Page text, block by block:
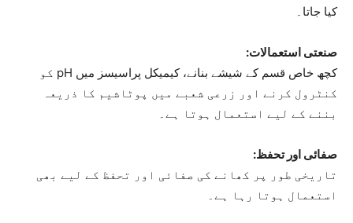
کیا جاتا۔
صنعتی استعمالات:
کچھ خاص قسم کے شیشے بنانے، کیمیکل پراسیسز میں pH کو
کنٹرول کرنے اور زرعی شعبے میں پوٹاشیم کا ذریعہ
بننے کے لیے استعمال ہوتا ہے۔
صفائی اور تحفظ:
تاریخی طور پر کھانے کی صفائی اور تحفظ کے لیے بھی
استعمال ہوتا رہا ہے۔